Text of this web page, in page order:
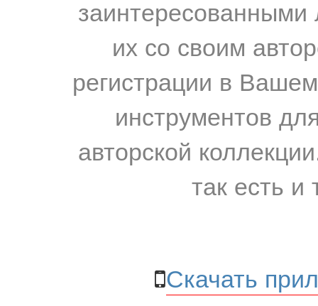
их со своим
регистрации в
инструментов
авторской
так есть и
Скачать